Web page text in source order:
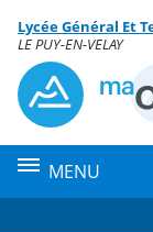
Menu de la
Contenu
Lycée Général Et
LE PUY-EN-VELAY
MENU